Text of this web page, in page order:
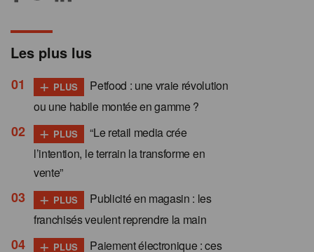
Les plus lus
+ PLUS
Petfood : une vraie révolution
ou une habile montée en gamme ?
+ PLUS
“Le retail media crée
l’intention, le terrain la transforme en
vente”
+ PLUS
Publicité en magasin : les
franchisés veulent reprendre la main
+ PLUS
Paiement électronique : ces